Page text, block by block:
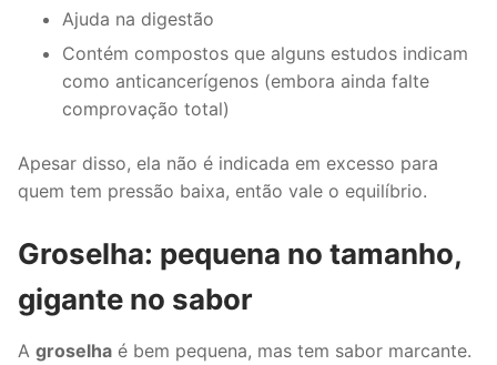
Ajuda na digestão
Contém compostos que alguns estudos indicam
como anticancerígenos (embora ainda falte
comprovação total)
Apesar disso, ela não é indicada em excesso para
quem tem pressão baixa, então vale o equilíbrio.
Groselha: pequena no tamanho,
gigante no sabor
A groselha é bem pequena, mas tem sabor marcante.